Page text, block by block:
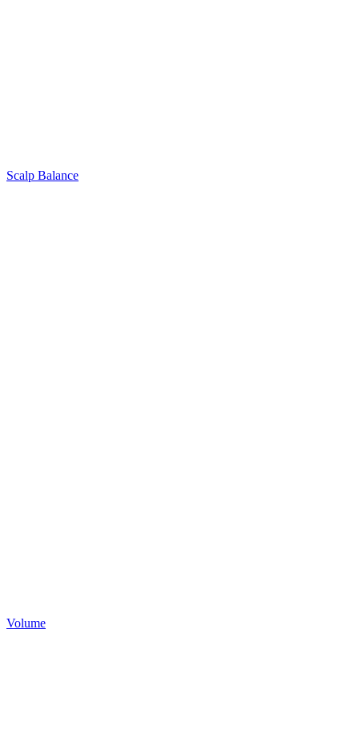
Scalp Balance
Volume